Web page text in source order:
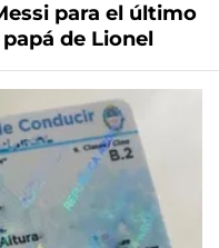
para el último
de Lionel